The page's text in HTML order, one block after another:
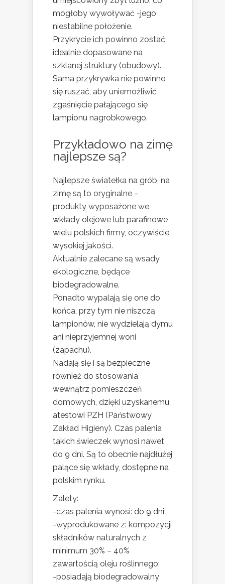
mogłoby wywoływać -jego
niestabilne położenie.
Przykrycie ich powinno zostać
idealnie dopasowane na
szklanej struktury (obudowy).
Sama przykrywka nie powinno
się ruszać, aby uniemożliwić
zgaśnięcie pałającego się
lampionu nagrobkowego.
Przykładowo na zimę
najlepsze są?
Najlepsze światełka na grób, na
zimę są to oryginalne –
produkty wyposażone we
wkłady olejowe lub parafinowe
wielu polskich firmy, oczywiście
wysokiej jakości.
Aktualnie zalecane są wsady
ekologiczne, będące
biodegradowalne.
Ponadto wypalają się one do
końca, przy tym nie niszczą
lampionów, nie wydzielają dymu
ani nieprzyjemnej woni
(zapachu).
Nadają się i są bezpieczne
również do stosowania
wewnątrz pomieszczeń
domowych, dzięki uzyskanemu
atestowi PZH (Państwowy
Zakład Higieny). Czas palenia
takich świeczek wynosi nawet
do 9 dni. Są to obecnie najdłużej
palące się wkłady, dostępne na
polskim rynku.
Zalety:
-czas palenia wynosi: do 9 dni;
-wyprodukowane z: kompozycji
składników naturalnych z
minimum 30% – 40%
zawartością oleju roślinnego;
-posiadają biodegradowalny